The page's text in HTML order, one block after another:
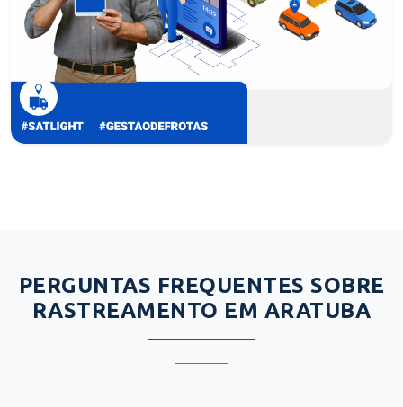
PERGUNTAS FREQUENTES SOBRE
RASTREAMENTO EM ARATUBA